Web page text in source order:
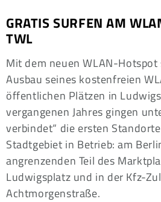
GRATIS SURFEN AM
TWL
Mit dem neuen WLAN-
Ausbau seines kostenfreien
öffentlichen Plätzen in
vergangenen Jahres gingen
verbindet“ die ersten
Stadtgebiet in Betrieb: am
angrenzenden Teil des
Ludwigsplatz und in der Kfz-
Achtmorgenstraße.